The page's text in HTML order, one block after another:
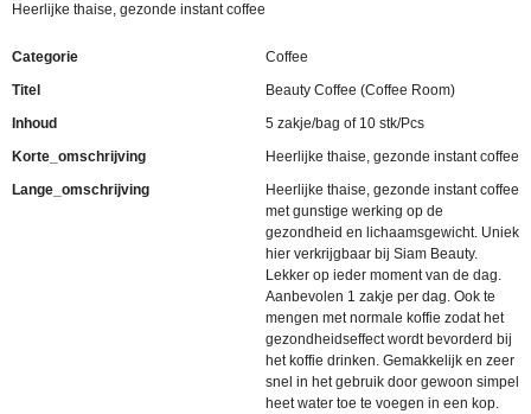
Heerlijke thaise, gezonde instant coffee
Categorie
Coffee
Titel
Beauty Coffee (Coffee Room)
Inhoud
5 zakje/bag of 10 stk/Pcs
Korte_omschrijving
Heerlijke thaise, gezonde instant coffee
Lange_omschrijving
Heerlijke thaise, gezonde instant coffee
met gunstige werking op de
gezondheid en lichaamsgewicht. Uniek
hier verkrijgbaar bij Siam Beauty.
Lekker op ieder moment van de dag.
Aanbevolen 1 zakje per dag. Ook te
mengen met normale koffie zodat het
gezondheidseffect wordt bevorderd bij
het koffie drinken. Gemakkelijk en zeer
snel in het gebruik door gewoon simpel
heet water toe te voegen in een kop.